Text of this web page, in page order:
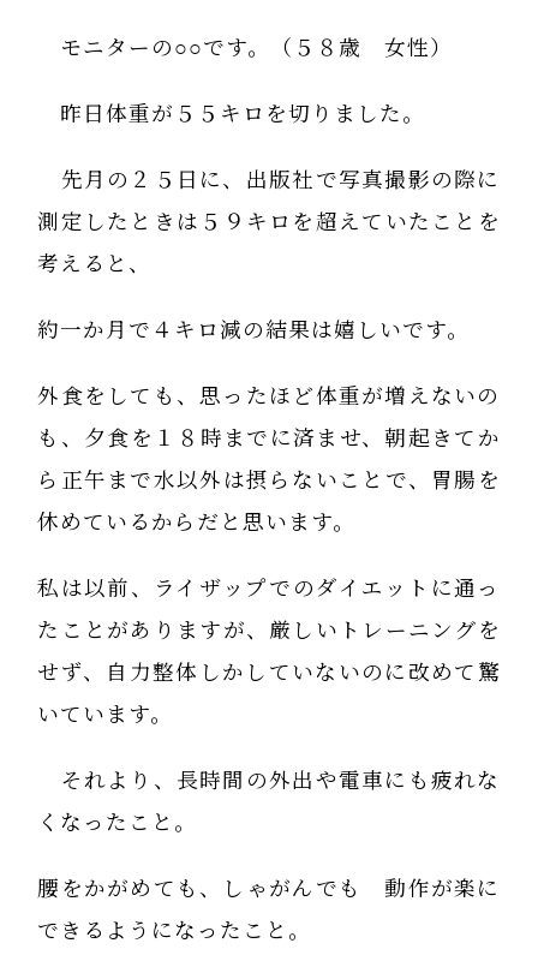
モニターの○○です。（５８歳 女性）
昨日体重が５５キロを切りました。
先月の２５日に、出版社で写真撮影の際に
測定したときは５９キロを超えていたことを
考えると、
約一か月で４キロ減の結果は嬉しいです。
外食をしても、思ったほど体重が増えないの
も、夕食を１８時までに済ませ、朝起きてか
ら正午まで水以外は摂らないことで、胃腸を
休めているからだと思います。
私は以前、ライザップでのダイエットに通っ
たことがありますが、厳しいトレーニングを
せず、自力整体しかしていないのに改めて驚
いています。
それより、長時間の外出や電車にも疲れな
くなったこと。
腰をかがめても、しゃがんでも 動作が楽に
できるようになったこと。